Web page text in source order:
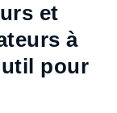
et
à
pour